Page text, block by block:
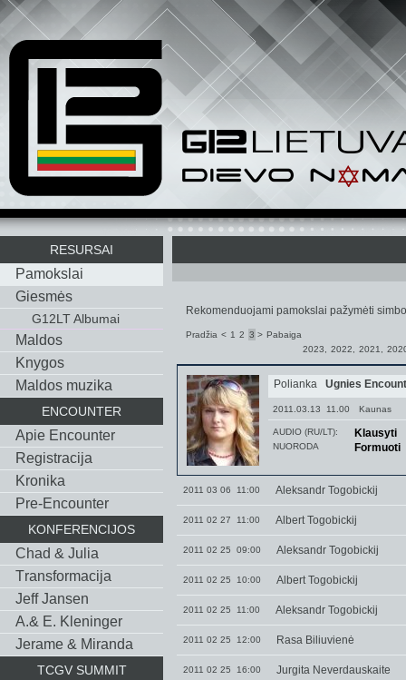
RESURSAI
Pamokslai
Giesmės
G12LT Albumai
Maldos
Knygos
Maldos muzika
ENCOUNTER
Apie Encounter
Registracija
Kronika
Pre-Encounter
KONFERENCIJOS
Chad & Julia
Тransformacija
Jeff Jansen
A.& E. Kleninger
Jerame & Miranda
TCGV SUMMIT
Rekomenduojami pamokslai pažymėti
Pradžia < 1 2 3 > Pabaiga
2023
2022 2021
Polianka Ugnies
2011.03.13 11.00 Kaunas
AUDIO (RU/LT): Klausyti
NUORODA Formuoti
2011 03 06 11:00 Aleksandr Togobickij
2011 02 27 11:00 Albert Togobickij
2011 02 25 09:00 Aleksandr Togobickij
2011 02 25 10:00 Albert Togobickij
2011 02 25 11:00 Aleksandr Togobickij
2011 02 25 12:00 Rasa Biliuvienė
2011 02 25 16:00 Jurgita Neverdauskaite